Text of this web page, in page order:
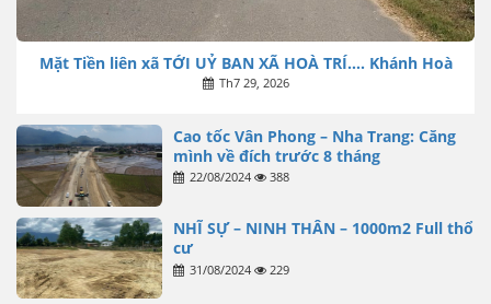
Mặt Tiền liên xã TỚI UỶ BAN XÃ HOÀ TRÍ…. Khánh Hoà
Th7 29, 2026
Cao tốc Vân Phong – Nha Trang: Căng
mình về đích trước 8 tháng
22/08/2024 388
NHĨ SỰ – NINH THÂN – 1000m2 Full thổ
cư
31/08/2024 229